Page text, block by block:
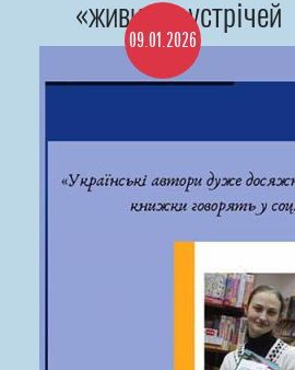
«живих» зустрічей
09.01.2026